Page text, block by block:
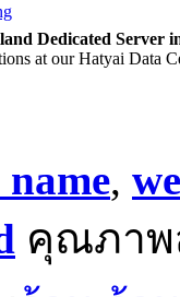
Dedicated Server
at our Hatyai Data
,
คุณภาพ